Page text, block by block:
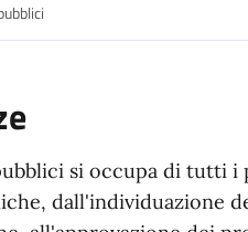
si occupa di tutti
dall'individuazione